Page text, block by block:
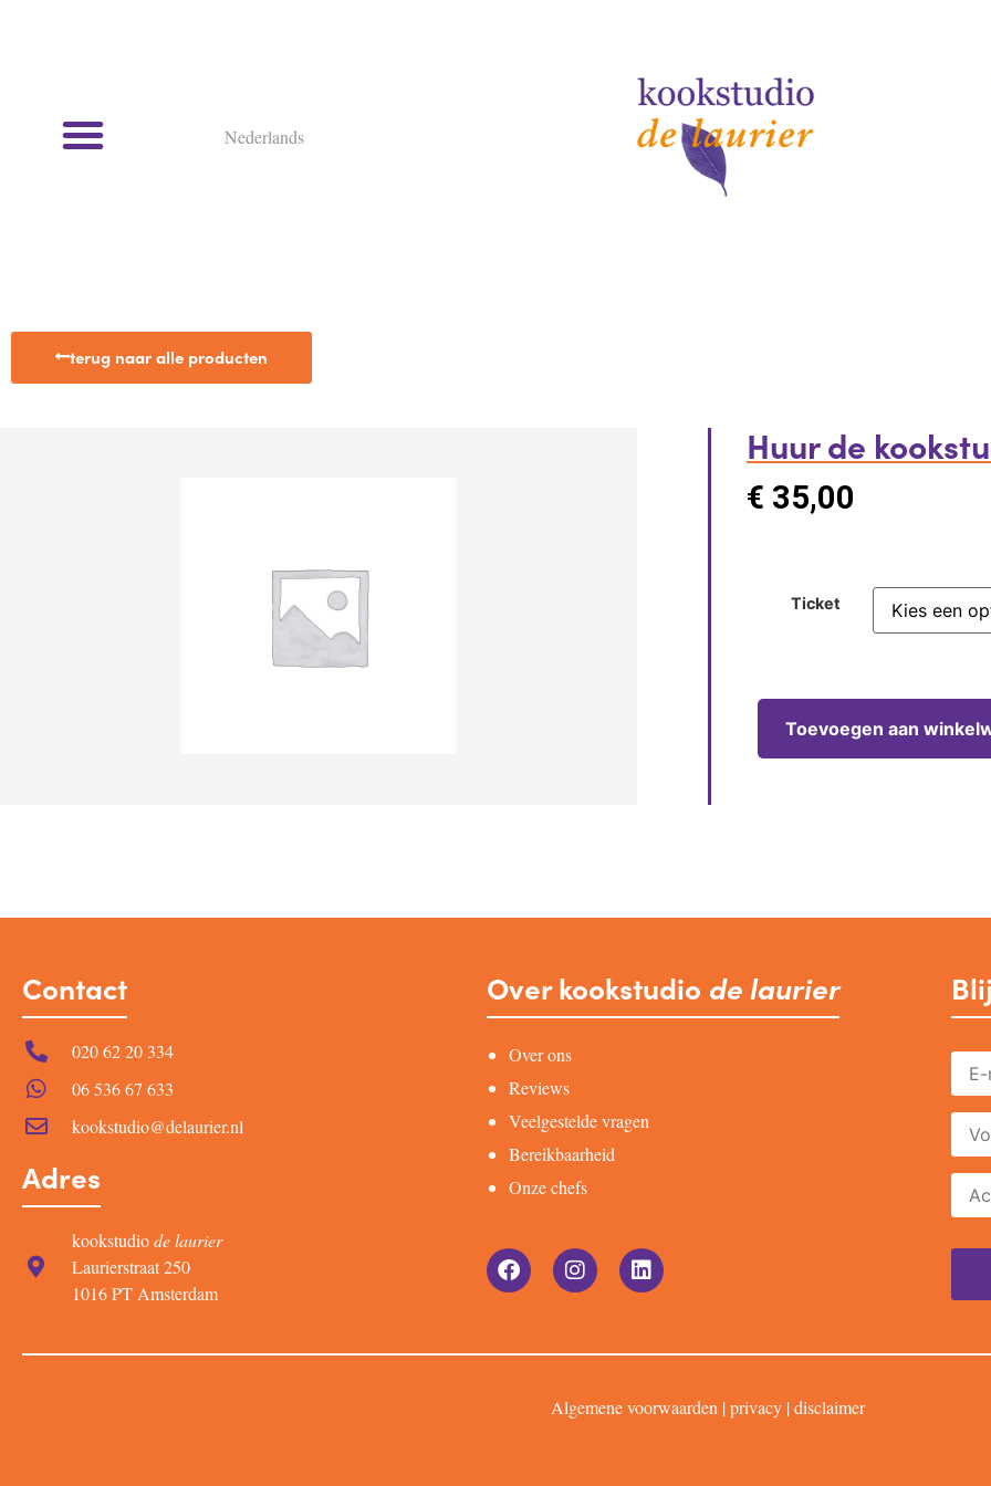
Nederlands
terug naar alle producten
Huur de
€ 35,00
Ticket
Toevoegen aan
Contact
020 62 20 334
06 536 67 633
kookstudio@delaurier.nl
Adres
kookstudiode laurier
Laurierstraat 250
1016 PT Amsterdam
Over kookstudio de laurier
Over ons
Reviews
Veelgestelde vragen
Bereikbaarheid
Onze chefs
Algemene voorwaarden |privacy |disclaimer